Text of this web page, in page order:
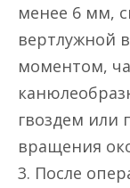
менее 6 мм,
вертлужной
моментом,
гвоздем или
вращения
3. После